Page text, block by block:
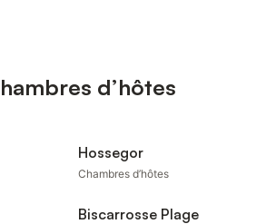
d’hôtes
Hossegor
Chambres d’hôtes
Biscarrosse Plage